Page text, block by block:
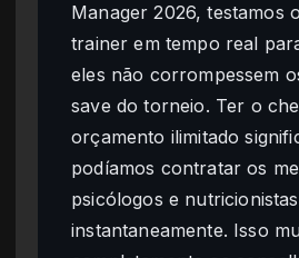
Manager 2026, testamos
trainer em tempo real
eles não corrompessem
save do torneio. Ter o
orçamento ilimitado
podíamos contratar os
psicólogos e nutricionistas
instantaneamente. Isso